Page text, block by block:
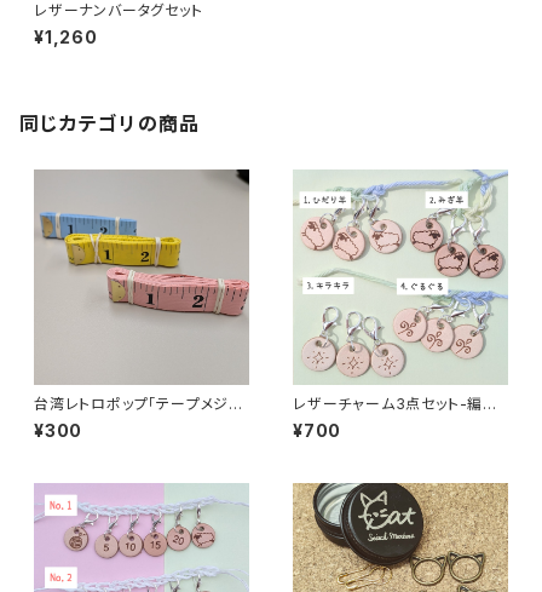
レザーナンバータグセット
¥1,260
同じカテゴリの商品
台湾レトロポップ「テープメジャ
ー」
¥300
レザーチャーム3点セット-編み
物用ステッチマーカー
¥700